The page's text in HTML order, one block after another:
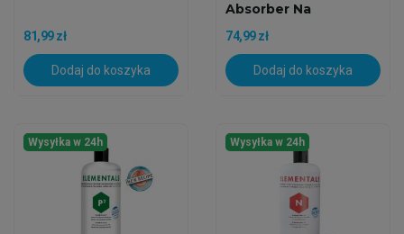
81,99 zł
Dodaj do koszyka
Absorber Na
Fosforany
74,99 zł
Dodaj do koszyka
Wysyłka w 24h Wysyłka w 24h